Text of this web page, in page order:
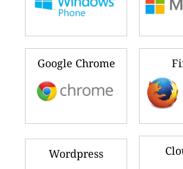
Google Chrome
Wordpress